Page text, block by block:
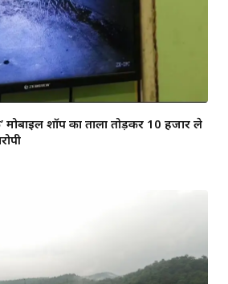
शॉप का ताला तोड़कर ₹10 हजार ले